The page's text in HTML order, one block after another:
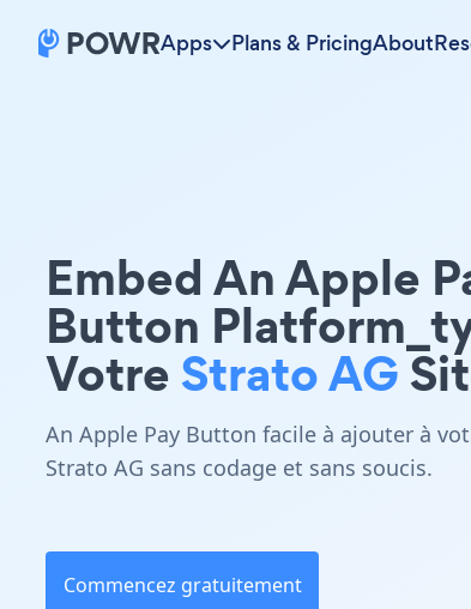
Apps Plans & PricingAbout
Embed An Apple
Button
VotreStrato AG
An Apple Pay Button facile à ajouter à
Strato AG sans codage et sans soucis.
Commencez gratuitement